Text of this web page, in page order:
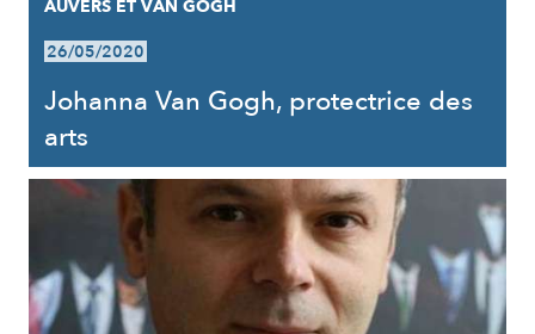
AUVERS ET VAN GOGH
26/05/2020
Johanna Van Gogh, protectrice des
arts